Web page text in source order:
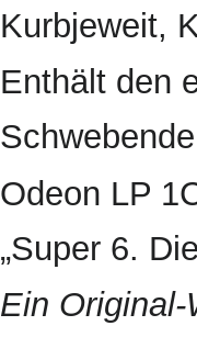
Kurbjeweit,
Enthält den
Odeon LP
„Super 6.
Ein